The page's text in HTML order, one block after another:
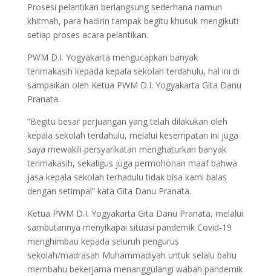
Prosesi pelantikan berlangsung sederhana namun
khitmah, para hadirin tampak begitu khusuk mengikuti
setiap proses acara pelantikan.
PWM D.I. Yogyakarta mengucapkan banyak
terimakasih kepada kepala sekolah terdahulu, hal ini di
sampaikan oleh Ketua PWM D.I. Yogyakarta Gita Danu
Pranata.
“Begitu besar perjuangan yang telah dilakukan oleh
kepala sekolah terdahulu, melalui kesempatan ini juga
saya mewakili persyarikatan menghaturkan banyak
terimakasih, sekaligus juga permohonan maaf bahwa
jasa kepala sekolah terhadulu tidak bisa kami balas
dengan setimpal” kata Gita Danu Pranata.
Ketua PWM D.I. Yogyakarta Gita Danu Pranata, melalui
sambutannya menyikapai situasi pandemik Covid-19
menghimbau kepada seluruh pengurus
sekolah/madrasah Muhammadiyah untuk selalu bahu
membahu bekerjama menanggulangi wabah pandemik